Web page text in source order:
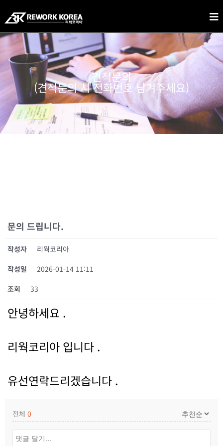
견적문의
(견적문의 시 전화번호 남겨주세요)
문의 드립니다.
작성자
리웍코리아
작성일
2026-01-14 11:11
조회
33
안녕하세요 .
리웍코리아 입니다 .
유선연락드리겠습니다 .
전체 0